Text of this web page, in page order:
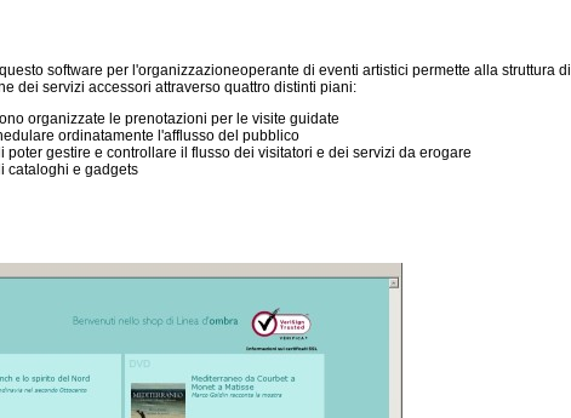
software per l'organizzazioneoperante di eventi artistici permette alla struttura di
dei servizi accessori attraverso quattro distinti piani:
organizzate le prenotazioni per le visite guidate
ordinatamente l'afflusso del pubblico
gestire e controllare il flusso dei visitatori e dei servizi da erogare
cataloghi e gadgets